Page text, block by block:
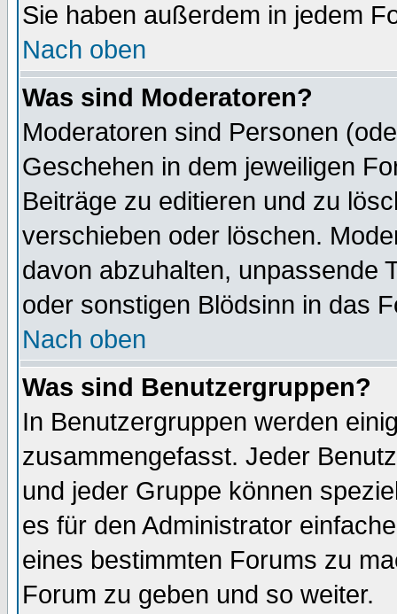
Sie haben außerdem in jedem
Nach oben
Was sind Moderatoren?
Moderatoren sind Personen
Geschehen in dem jeweiligen
Beiträge zu editieren und zu
verschieben oder löschen.
davon abzuhalten, unpassende
oder sonstigen Blödsinn in das
Nach oben
Was sind Benutzergruppen?
In Benutzergruppen werden
zusammengefasst. Jeder
und jeder Gruppe können
es für den Administrator
eines bestimmten Forums zu
Forum zu geben und so weiter.